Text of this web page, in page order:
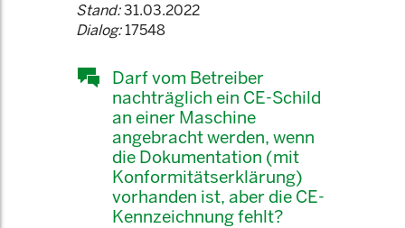
Stand:31.03.2022
Dialog:17548
Darf vom Betreiber
nachträglich ein CE-Schild
an einer Maschine
angebracht werden, wenn
die Dokumentation (mit
Konformitätserklärung)
vorhanden ist, aber die CE-
Kennzeichnung fehlt?